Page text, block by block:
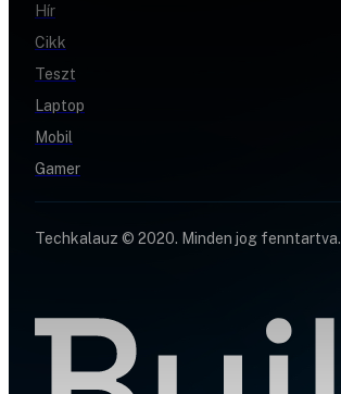
Hír
Cikk
Teszt
Laptop
Mobil
Gamer
Techkalauz © 2020. Minden jog fenntartva.